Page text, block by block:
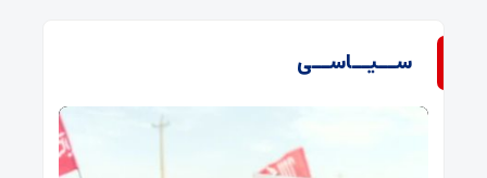
ســیــاســی